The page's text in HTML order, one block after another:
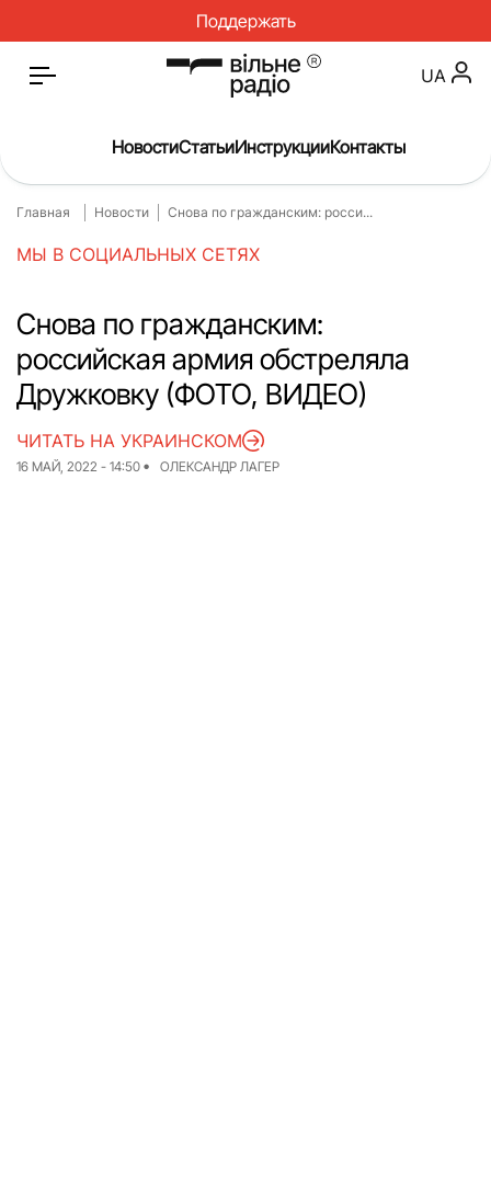
Поддержать
Главная
Новости
О нас
Инструкции
Спорт
Интервью
Досье
Репортаж
Блог
Проекты
UA
НовостиСтатьиИнструкцииКонтакты
Главная Новости Снова по гражданским: росси...
МЫ В СОЦИАЛЬНЫХ СЕТЯХ
Снова по гражданским:
российская армия обстреляла
Дружковку (ФОТО, ВИДЕО)
16 МАЙ, 2022 - 14:50 ОЛЕКСАНДР ЛАГЕР
ЧИТАТЬ НА УКРАИНСКОМ